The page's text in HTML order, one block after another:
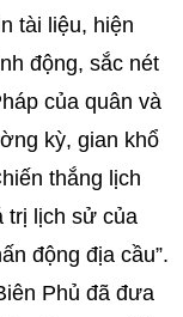
tài liệu, hiện
động, sắc nét
của quân và
kỳ, gian khổ
thắng lịch
trị lịch sử của
động địa cầu”.
Phủ đã đưa